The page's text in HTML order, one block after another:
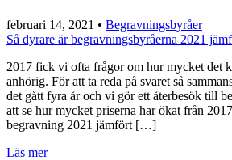
februari 14, 2021 • Begravningsbyråer
Så dyrare är begravningsbyråerna 2021
2017 fick vi ofta frågor om hur mycket det
anhörig. För att ta reda på svaret så
det gått fyra år och vi gör ett återbesök till
att se hur mycket priserna har ökat från
begravning 2021 jämfört […]
Läs mer